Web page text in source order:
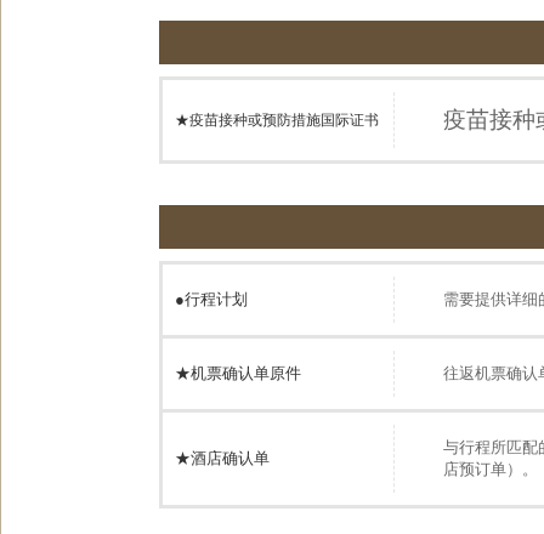
★疫苗接种或预防措施国际证书 疫苗接种
●行程计划 需要提供详细
★机票确认单原件 往返机票确认
★酒店确认单
与行程所匹配
店预订单）。